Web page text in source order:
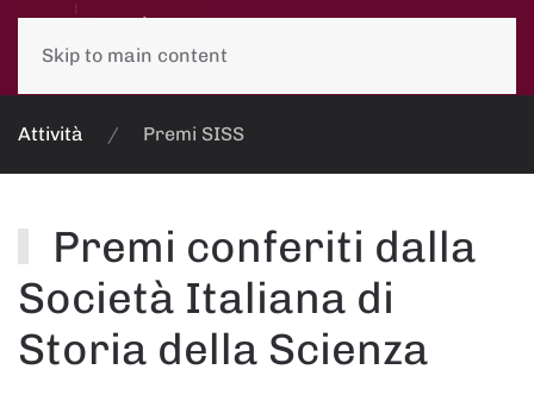
Skip to main content
Attività Premi SISS
Premi conferiti dalla
Società Italiana di
Storia della Scienza